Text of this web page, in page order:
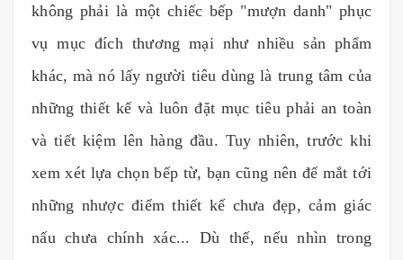
không phải là một chiếc bếp "mượn danh" phục
vụ mục đích thương mại như nhiều sản phẩm
khác, mà nó lấy người tiêu dùng là trung tâm của
những thiết kế và luôn đặt mục tiêu phải an toàn
và tiết kiệm lên hàng đầu. Tuy nhiên, trước khi
xem xét lựa chọn bếp từ, bạn cũng nên để mắt tới
những nhược điểm thiết kế chưa đẹp, cảm giác
nấu chưa chính xác... Dù thế, nếu nhìn trong